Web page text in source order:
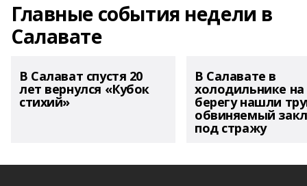
Главные события недели в
Салавате
В Салават спустя 20
лет вернулся «Кубок
стихий»
В Салавате в
холодильнике на
берегу нашли
обвиняемый
под стражу